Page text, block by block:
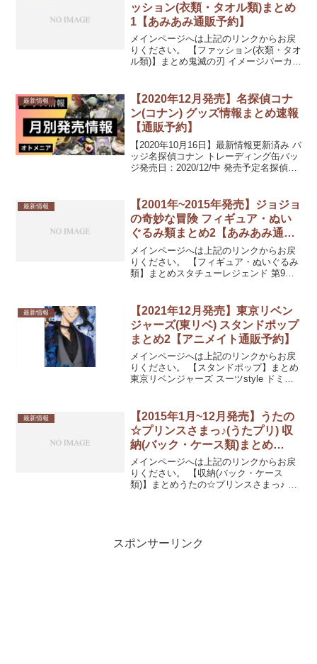
ッション(衣類・タオル類)まとめ
1【あみあみ通販予約】
メインページへは上記のリンクからお戻
りください。 【ファッション(衣類・タオ
ル類)】まとめ鬼滅の刃 イメージパーカー
パーカー メンズ ...
最新情報
【2020年12月発売】名探偵コナ
ン(コナン) グッズ情報まとめ速報
【通販予約】
【2020年10月16日】最新情報更新済み バ
ッジ名探偵コナン トレーディング缶バッ
ジ発売日：2020/12/中 発売予定名探偵コ
コナン し...
最新情報
【2001年~2015年発売】ジョジョ
の奇妙な冒険 フィギュア・ぬい
ぐるみ類まとめ2【あみあみ通販
予約】
メインページへは上記のリンクからお戻
りください。 【フィギュア・ぬいぐるみ
類】まとめスタチューレジェンド 第9弾
2011/12/中旬 ジョジョの奇妙な冒険 第三
部 ～スター...
最新情報
【2021年12月発売】東京リベン
ジャーズ(東リベ) スタンドポップ
まとめ2【アニメイト通販予約】
メインページへは上記のリンクからお戻
りください。 【スタンドポップ】まとめ
東京リベンジャーズ スーツstyle ドミテ
ツstyle ドミテリア 龍...
最新情報
【2015年1月~12月発売】うたの
☆プリンスさまっ♪(うたプリ) 収
納(バック・ケース類)まとめ
1【あみあみ通販予約】
メインページへは上記のリンクからお戻
りください。 【収納(バック・ケース
類)】まとめうたの☆プリンスさまっ♪ ゲ
スポンサーリンク